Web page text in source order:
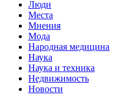
Люди
Места
Мнения
Мода
Народная медицина
Наука
Наука и техника
Недвижимость
Новости